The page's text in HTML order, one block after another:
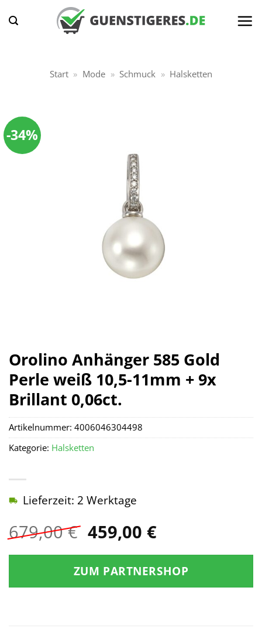
Inhalt
Start » Mode » Schmuck » Halsketten
-34%
Orolino Anhänger 585 Gold
Perle weiß 10,5-11mm + 9x
Brillant 0,06ct.
679,00€ Ursprünglicher
Preis
war:
679,00 €
459,00 €Aktueller
ist:
459,00 €.
Lieferzeit: 2 Werktage
ZUM PARTNERSHOP
Artikelnummer: 4006046304498
Kategorie: Halsketten